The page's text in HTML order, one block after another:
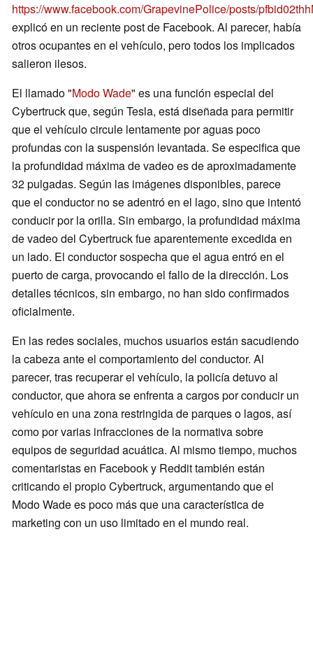
https://www.facebook.com/GrapevinePolice/posts/
explicó en un reciente post de Facebook. Al parecer, había
otros ocupantes en el vehículo, pero todos los implicados
salieron ilesos.
El llamado "Modo Wade" es una función especial del
Cybertruck que, según Tesla, está diseñada para permitir
que el vehículo circule lentamente por aguas poco
profundas con la suspensión levantada. Se especifica que
la profundidad máxima de vadeo es de aproximadamente
32 pulgadas. Según las imágenes disponibles, parece
que el conductor no se adentró en el lago, sino que intentó
conducir por la orilla. Sin embargo, la profundidad máxima
de vadeo del Cybertruck fue aparentemente excedida en
un lado. El conductor sospecha que el agua entró en el
puerto de carga, provocando el fallo de la dirección. Los
detalles técnicos, sin embargo, no han sido confirmados
oficialmente.
En las redes sociales, muchos usuarios están sacudiendo
la cabeza ante el comportamiento del conductor. Al
parecer, tras recuperar el vehículo, la policía detuvo al
conductor, que ahora se enfrenta a cargos por conducir un
vehículo en una zona restringida de parques o lagos, así
como por varias infracciones de la normativa sobre
equipos de seguridad acuática. Al mismo tiempo, muchos
comentaristas en Facebook y Reddit también están
criticando el propio Cybertruck, argumentando que el
Modo Wade es poco más que una característica de
marketing con un uso limitado en el mundo real.